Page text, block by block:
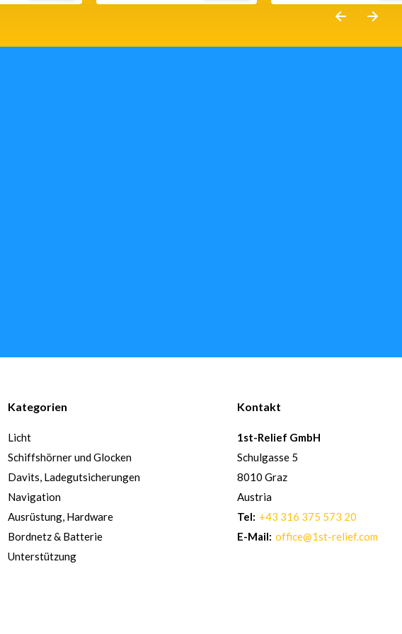
Kategorien
Licht
Schiffshörner und Glocken
Davits, Ladegutsicherungen
Navigation
Ausrüstung, Hardware
Bordnetz & Batterie
Unterstützung
Kontakt
1st-Relief GmbH
Schulgasse 5
8010 Graz
Austria
Tel: +43 316 375 573 20
E-Mail: office@1st-relief.com